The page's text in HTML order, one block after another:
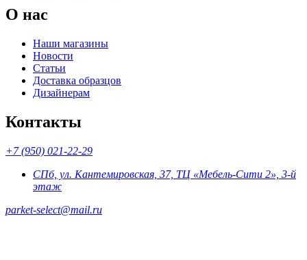
О нас
Наши магазины
Новости
Статьи
Доставка образцов
Дизайнерам
Контакты
+7 (950) 021-22-29
СПб, ул. Кантемировская, 37, ТЦ «Мебель-Сити 2», 3-й
этаж
parket-select@mail.ru